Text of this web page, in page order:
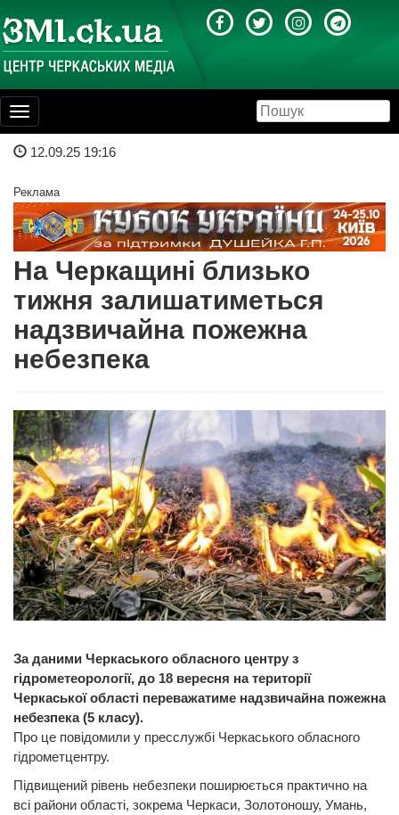
Toggle
navigation
12.09.25 19:16
Реклама
На Черкащині близько
тижня залишатиметься
надзвичайна пожежна
небезпека
За даними Черкаського обласного центру з
гідрометеорології, до 18 вересня на території
Черкаської області переважатиме надзвичайна пожежна
небезпека (5 класу).
Про це повідомили у пресслужбі Черкаського обласного
гідрометцентру.
Підвищений рівень небезпеки поширюється практично на
всі райони області, зокрема Черкаси, Золотоношу, Умань,